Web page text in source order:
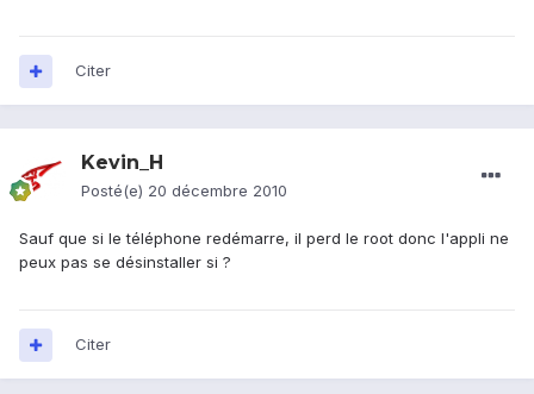
Citer
Kevin_H
Posté(e) 20 décembre 2010
Sauf que si le téléphone redémarre, il perd le root donc l'appli ne
peux pas se désinstaller si ?
Citer